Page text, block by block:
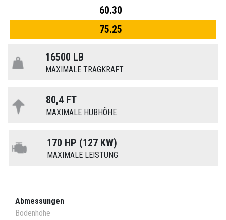
60.30
75.25
16500 LB
MAXIMALE TRAGKRAFT
80,4 FT
MAXIMALE HUBHÖHE
170 HP (127 KW)
MAXIMALE LEISTUNG
Abmessungen
Bodenhöhe